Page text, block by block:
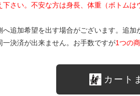
さい。不安な方は身長、体重（ボトムは
追加希望を出す場合がございます。追加
決済が出来ません。お手数ですが1つの
カート